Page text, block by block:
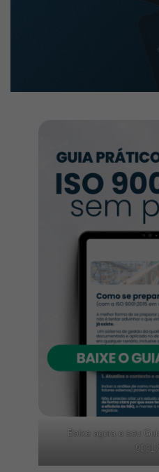
Baixe agora o seu